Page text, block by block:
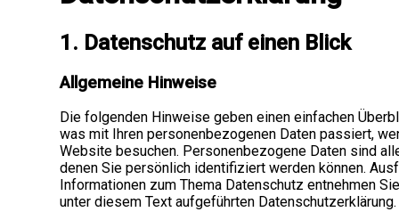
1. Datenschutz auf einen Blick
Allgemeine Hinweise
Die folgenden Hinweise geben einen einfachen
was mit Ihren personenbezogenen Daten passiert,
Website besuchen. Personenbezogene Daten sind
denen Sie persönlich identifiziert werden können.
Informationen zum Thema Datenschutz entnehmen
unter diesem Text aufgeführten Datenschutzerklärung.